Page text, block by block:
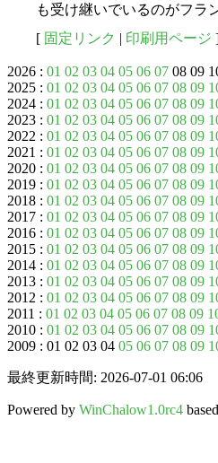
も受け継いでいるのがフラ
[ 固定リンク | 印刷用ページ
2026 : 01 02 03 04 05 06 07 08 09
2025 : 01 02 03 04 05 06 07 08 09
2024 : 01 02 03 04 05 06 07 08 09
2023 : 01 02 03 04 05 06 07 08 09
2022 : 01 02 03 04 05 06 07 08 09
2021 : 01 02 03 04 05 06 07 08 09
2020 : 01 02 03 04 05 06 07 08 09
2019 : 01 02 03 04 05 06 07 08 09
2018 : 01 02 03 04 05 06 07 08 09
2017 : 01 02 03 04 05 06 07 08 09
2016 : 01 02 03 04 05 06 07 08 09
2015 : 01 02 03 04 05 06 07 08 09
2014 : 01 02 03 04 05 06 07 08 09
2013 : 01 02 03 04 05 06 07 08 09
2012 : 01 02 03 04 05 06 07 08 09
2011 : 01 02 03 04 05 06 07 08 09
2010 : 01 02 03 04 05 06 07 08 09
2009 : 01 02 03 04 05 06 07 08 09
最終更新時間: 2026-07-01 06:06
Powered by WinChalow1.0rc4